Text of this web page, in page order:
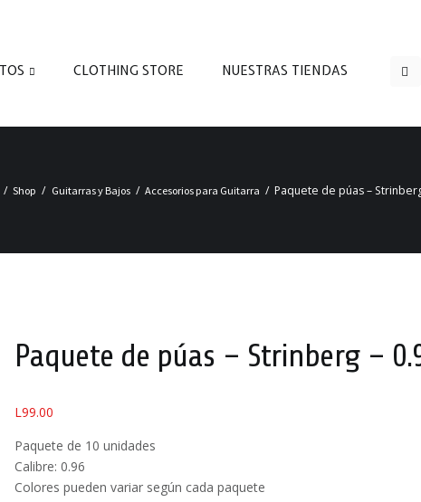
CLOTHING STORE NUESTRAS TIENDAS
Shop Guitarras y Bajos Accesorios para Guitarra Paquete de púas –
Paquete de púas – Strinberg –
L99.00
Paquete de 10 unidades
Calibre: 0.96
Colores pueden variar según cada paquete